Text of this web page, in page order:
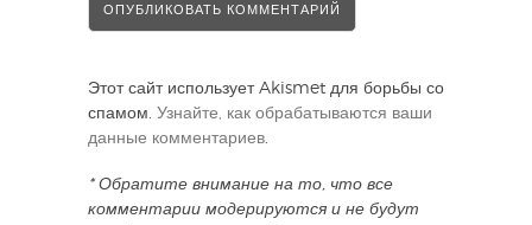
Этот сайт использует Akismet для борьбы со
спамом. Узнайте, как обрабатываются ваши
данные комментариев.
* Обратите внимание на то, что все
комментарии модерируются и не будут